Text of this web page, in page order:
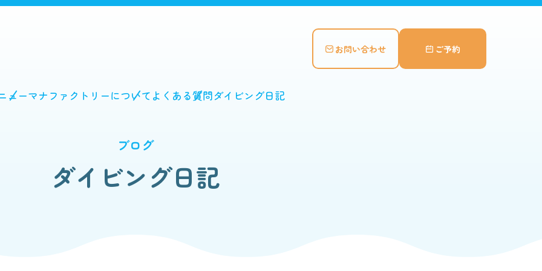
お問い合わせ ご予約
ューマナファクトリーについて よくある質問ダイビング日記
ブログ
ダイビング日記